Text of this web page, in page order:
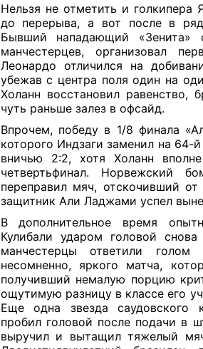
Нельзя не отметить и голкипера
до перерыва, а вот после в
Бывший нападающий «Зенита»
манчестерцев, организовал
Леонардо отличился на
убежав с центра поля один на
Холанн восстановил равенство,
чуть раньше залез в офсайд.
Впрочем, победу в 1/8 финала
которого Индзаги заменил на 64-
вничью 2:2, хотя Холанн
четвертьфинал. Норвежский
переправил мяч, отскочивший
защитник Али Ладжами успел
В дополнительное время
Кулибали ударом головой
манчестерцы ответили
несомненно, яркого матча,
получивший немалую порцию
ощутимую разницу в классе его
Еще одна звезда саудовского
пробил головой после подачи в
выручил и вытащил тяжелый